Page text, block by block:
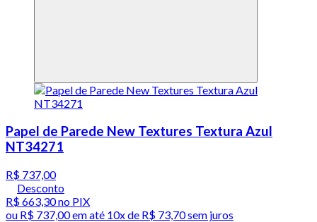
Papel de Parede New Textures Textura Azul
NT34271
R$ 737,00
Desconto
R$ 663,30no PIX
ou R$ 737,00em até 10x de R$ 73,70 sem juros